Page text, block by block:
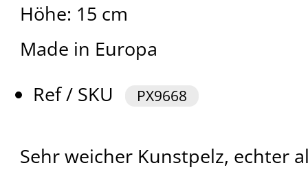
Höhe: 15 cm
Made in Europa
Ref / SKU
PX9668
Sehr weicher Kunstpelz, echter